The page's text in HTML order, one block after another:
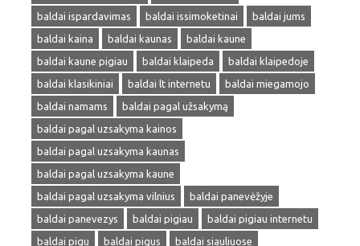
baldai ispardavimas
baldai issimoketinai
baldai jums
baldai kaina
baldai kaunas
baldai kaune
baldai kaune pigiau
baldai klaipeda
baldai klaipedoje
baldai klasikiniai
baldai lt internetu
baldai miegamojo
baldai namams
baldai pagal užsakymą
baldai pagal uzsakyma kainos
baldai pagal uzsakyma kaunas
baldai pagal uzsakyma kaune
baldai pagal uzsakyma vilnius
baldai panevėžyje
baldai panevezys
baldai pigiau
baldai pigiau internetu
baldai pigu
baldai pigus baldai siauliuose